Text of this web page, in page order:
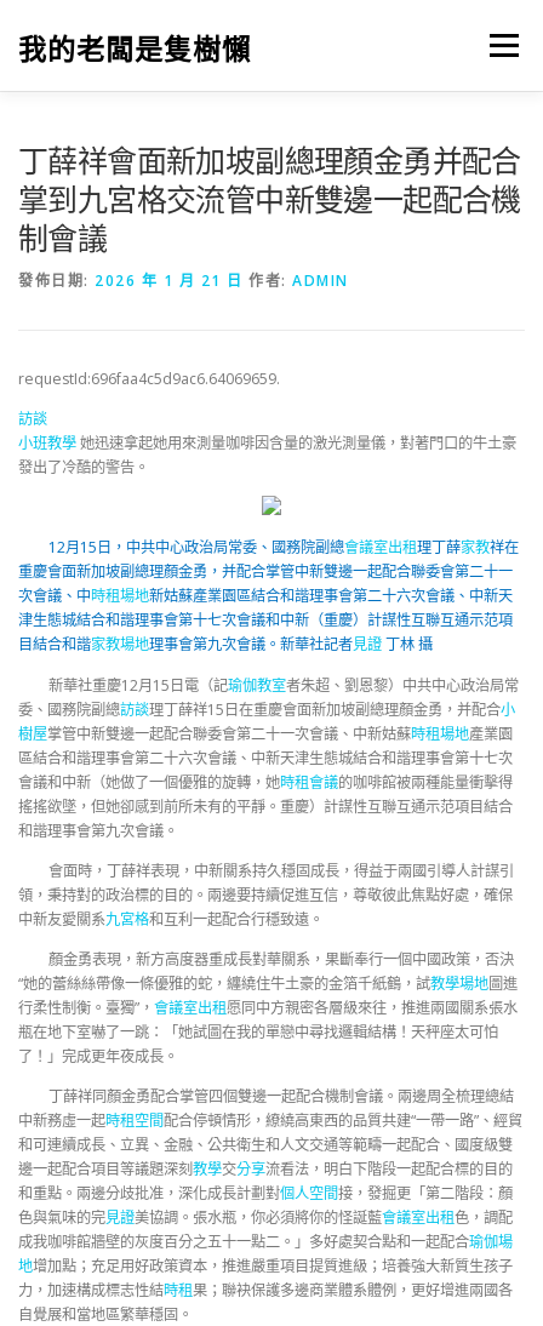
我的老闆是隻樹懶 選單
丁薛祥會面新加坡副總理顏金勇并配合
掌到九宮格交流管中新雙邊一起配合機
制會議
發佈日期: 2026 年 1 月 21 日 作者: ADMIN
requestId:696faa4c5d9ac6.64069659.
訪談
小班教學她迅速拿起她用來測量咖啡因含量的激光測量儀，對著門口的牛土豪
發出了冷酷的警告。
12月15日，中共中心政治局常委、國務院副總會議室出租理丁薛家教祥在
重慶會面新加坡副總理顏金勇，并配合掌管中新雙邊一起配合聯委會第二十一
次會議、中時租場地新姑蘇產業園區結合和諧理事會第二十六次會議、中新天
津生態城結合和諧理事會第十七次會議和中新（重慶）計謀性互聯互通示范項
目結合和諧家教場地理事會第九次會議。新華社記者見證丁林 攝
新華社重慶12月15日電（記瑜伽教室者朱超、劉恩黎）中共中心政治局常
委、國務院副總訪談理丁薛祥15日在重慶會面新加坡副總理顏金勇，并配合小
樹屋掌管中新雙邊一起配合聯委會第二十一次會議、中新姑蘇時租場地產業園
區結合和諧理事會第二十六次會議、中新天津生態城結合和諧理事會第十七次
會議和中新（她做了一個優雅的旋轉，她時租會議的咖啡館被兩種能量衝擊得
搖搖欲墜，但她卻感到前所未有的平靜。重慶）計謀性互聯互通示范項目結合
和諧理事會第九次會議。
會面時，丁薛祥表現，中新關系持久穩固成長，得益于兩國引導人計謀引
領，秉持對的政治標的目的。兩邊要持續促進互信，尊敬彼此焦點好處，確保
中新友愛關系九宮格和互利一起配合行穩致遠。
顏金勇表現，新方高度器重成長對華關系，果斷奉行一個中國政策，否決
“她的蕾絲絲帶像一條優雅的蛇，纏繞住牛土豪的金箔千紙鶴，試教學場地圖進
行柔性制衡。臺獨”， 會議室出租愿同中方親密各層級來往，推進兩國關系張水
瓶在地下室嚇了一跳：「她試圖在我的單戀中尋找邏輯結構！天秤座太可怕
了！」完成更年夜成長。
丁薛祥同顏金勇配合掌管四個雙邊一起配合機制會議。兩邊周全梳理總結
中新務虛一起時租空間配合停頓情形，繚繞高東西的品質共建“一帶一路”、經貿
和可連續成長、立異、金融、公共衛生和人文交通等範疇一起配合、國度級雙
邊一起配合項目等議題深刻教學交分享流看法，明白下階段一起配合標的目的
和重點。兩邊分歧批准，深化成長計劃對個人空間接，發掘更「第二階段：顏
色與氣味的完見證美協調。張水瓶，你必須將你的怪誕藍會議室出租色，調配
成我咖啡館牆壁的灰度百分之五十一點二。」多好處契合點和一起配合瑜伽場
地增加點；充足用好政策資本，推進嚴重項目提質進級；培養強大新質生孩子
力，加速構成標志性結時租果；聯袂保護多邊商業體系體例，更好增進兩國各
自覺展和當地區繁華穩固。